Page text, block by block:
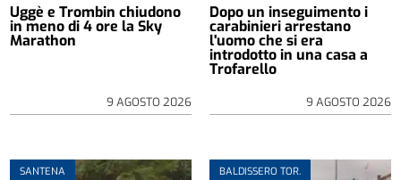
Uggè e Trombin chiudono
in meno di 4 ore la Sky
Marathon
9 AGOSTO 2026
Dopo un inseguimento i
carabinieri arrestano
l'uomo che si era
introdotto in una casa a
Trofarello
9 AGOSTO 2026
SANTENA BALDISSERO TOR.